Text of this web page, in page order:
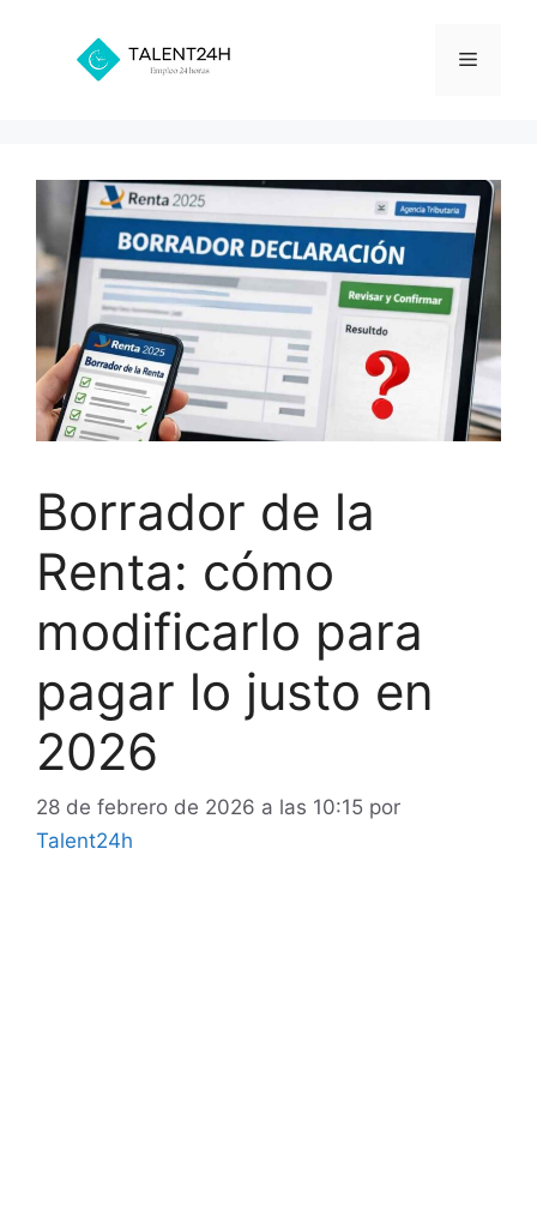
contenido
Menú
Borrador de la
Renta: cómo
modificarlo para
pagar lo justo en
2026
28 de febrero de 2026 a las 10:15 por
Talent24h